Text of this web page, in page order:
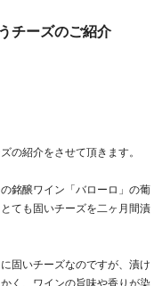
チーズのご紹介
の紹介をさせて頂きます。
銘醸ワイン「バローロ」の葡
ても固いチーズを二ヶ月間漬
固いチーズなのですが、漬け
く、ワインの旨味や香りが染